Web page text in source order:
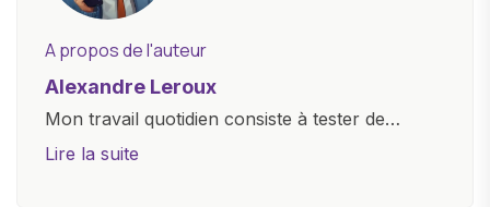
A propos de l'auteur
Alexandre Leroux
Mon travail quotidien consiste à tester de
nouveaux appareils, à rédiger des critiques
Lire la suite